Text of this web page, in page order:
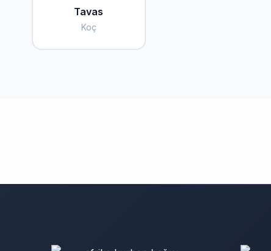
Tavas
Koç